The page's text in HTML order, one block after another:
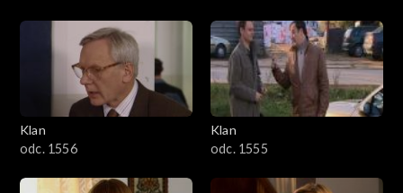
Klan
odc. 1556
Klan
odc. 1555